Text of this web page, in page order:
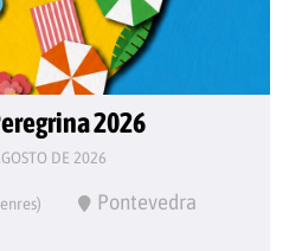
2026
DE 2026
Pontevedra